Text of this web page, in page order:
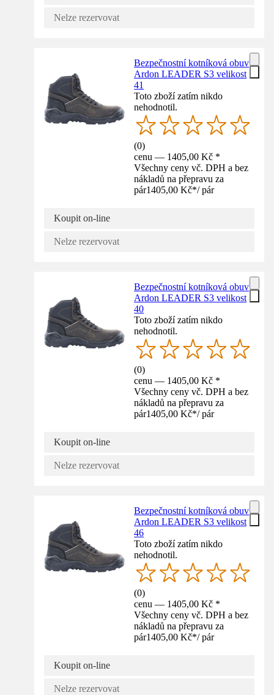
Nelze rezervovat
Bezpečnostní kotníková obuv
Ardon LEADER S3 velikost
41
Toto zboží zatím nikdo
nehodnotil.
(0)
cenu — 1405,00 Kč *
Všechny ceny vč. DPH a bez
nákladů na přepravu za
pár1405,00 Kč*/ pár
Koupit on-line
Nelze rezervovat
Bezpečnostní kotníková obuv
Ardon LEADER S3 velikost
40
Toto zboží zatím nikdo
nehodnotil.
(0)
cenu — 1405,00 Kč *
Všechny ceny vč. DPH a bez
nákladů na přepravu za
pár1405,00 Kč*/ pár
Koupit on-line
Nelze rezervovat
Bezpečnostní kotníková obuv
Ardon LEADER S3 velikost
46
Toto zboží zatím nikdo
nehodnotil.
(0)
cenu — 1405,00 Kč *
Všechny ceny vč. DPH a bez
nákladů na přepravu za
pár1405,00 Kč*/ pár
Koupit on-line
Nelze rezervovat